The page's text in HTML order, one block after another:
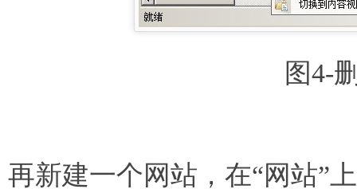
图4-
再新建一个网站，在“网站”